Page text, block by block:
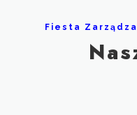
Fiesta